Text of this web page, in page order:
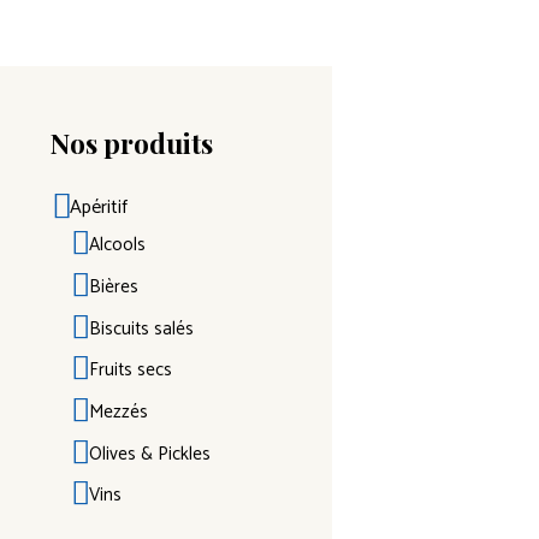
Nos produits
Apéritif
Alcools
Bières
Biscuits salés
Fruits secs
Mezzés
Olives & Pickles
Vins